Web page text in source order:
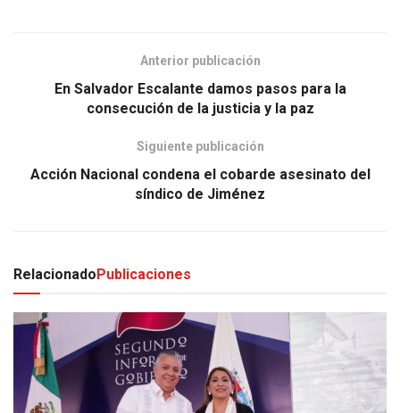
Anterior publicación
En Salvador Escalante damos pasos para la
consecución de la justicia y la paz
Siguiente publicación
Acción Nacional condena el cobarde asesinato del
síndico de Jiménez
RelacionadoPublicaciones